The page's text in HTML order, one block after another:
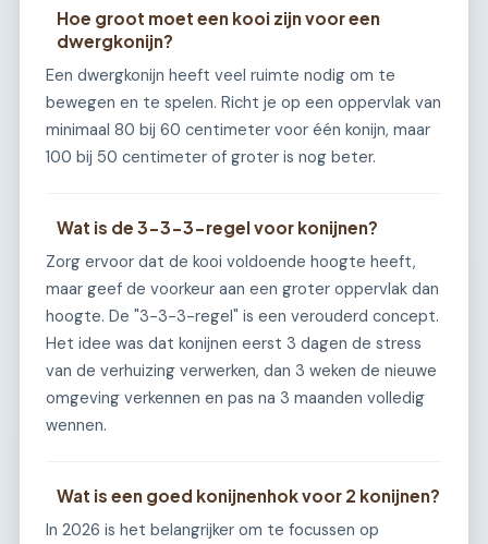
Hoe groot moet een kooi zijn voor een
dwergkonijn?
Een dwergkonijn heeft veel ruimte nodig om te
bewegen en te spelen. Richt je op een oppervlak van
minimaal 80 bij 60 centimeter voor één konijn, maar
100 bij 50 centimeter of groter is nog beter.
Wat is de 3-3-3-regel voor konijnen?
Zorg ervoor dat de kooi voldoende hoogte heeft,
maar geef de voorkeur aan een groter oppervlak dan
hoogte. De "3-3-3-regel" is een verouderd concept.
Het idee was dat konijnen eerst 3 dagen de stress
van de verhuizing verwerken, dan 3 weken de nieuwe
omgeving verkennen en pas na 3 maanden volledig
wennen.
Wat is een goed konijnenhok voor 2 konijnen?
In 2026 is het belangrijker om te focussen op